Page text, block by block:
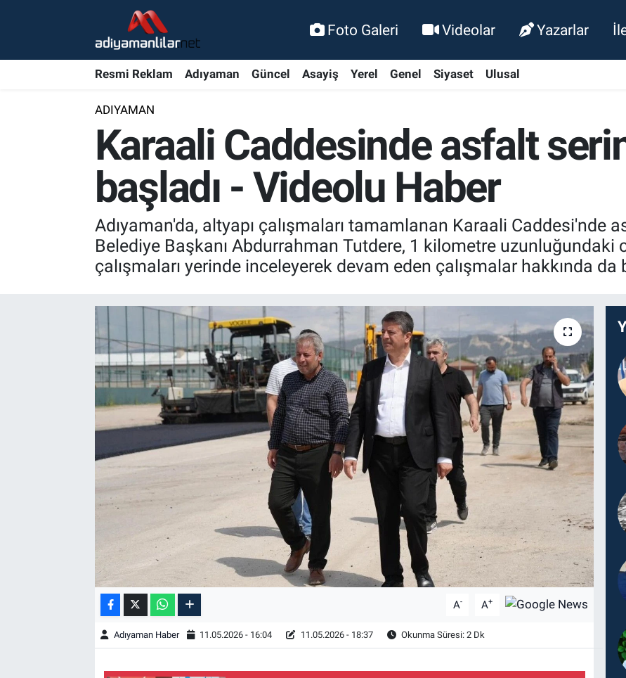
Foto Galeri Videolar Yazarlar
Resmi Reklam Adıyaman Güncel Asayiş Yerel Genel Siyaset Ulusal
ADIYAMAN
Karaali Caddesinde asfalt
başladı - Videolu Haber
Adıyaman'da, altyapı çalışmaları tamamlanan Karaali Caddesi'nde
Belediye Başkanı Abdurrahman Tutdere, 1 kilometre uzunluğundaki
çalışmaları yerinde inceleyerek devam eden çalışmalar hakkında da
A- A+
Adıyaman Haber 11.05.2026 - 16:04 11.05.2026 - 18:37 Okunma Süresi: 2 Dk
Bölge Haberleri
Özel Haber
Kültür Sanat
BİLİM VE TEKNOLOJİ
Şambayat Haber
Nöbetçi Eczaneler
Trafik Durumu
Süper Lig Puan Durumu ve Fikstür
Tüm Manşetler
Son Dakika Haberleri
Haber Arşivi